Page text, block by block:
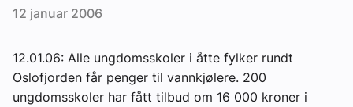
Byggautomasjon
Vann og avløp
Aktuelle prosjekter
12 januar 2006
12.01.06: Alle ungdomsskoler i åtte fylker rundt
Oslofjorden får penger til vannkjølere. 200
ungdomsskoler har fått tilbud om 16 000 kroner i